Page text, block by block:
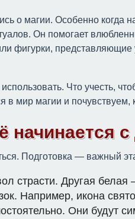
о магии. Особенно когда
Он помогает
фигурки,
использовать. Что учесть,
в мир магии и
начинается
Подготовка — важный
страсти. Другая
Например, икона
Они будут